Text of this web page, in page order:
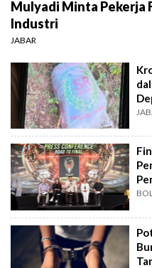
Mulyadi Minta Pekerja
Industri
JABAR